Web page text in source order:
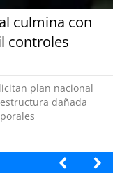
culmina con
controles
plan nacional
dañada